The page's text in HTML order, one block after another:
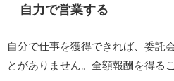
自力で営業する
自分で仕事を獲得できれば、委託
とがありません。全額報酬を得る